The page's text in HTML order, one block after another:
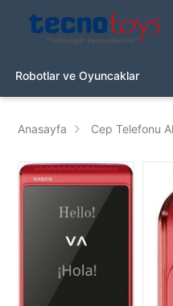
Robotlar ve Oyuncaklar
Anasayfa Cep Telefonu